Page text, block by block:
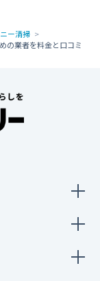
ー清掃
の業者を料金と口コミ